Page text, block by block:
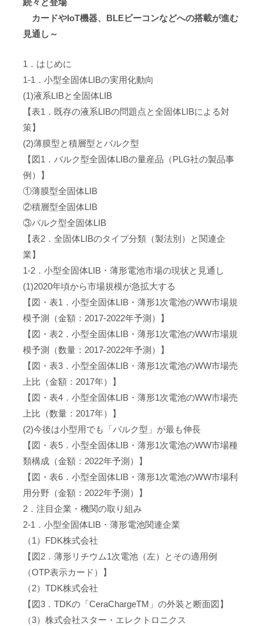
続々と登場
カードやIoT機器、BLEビーコンなどへの搭載が進む
見通し～
1．はじめに
1-1．小型全固体LIBの実用化動向
(1)液系LIBと全固体LIB
【表1．既存の液系LIBの問題点と全固体LIBによる対
策】
(2)薄膜型と積層型とバルク型
【図1．バルク型全固体LIBの量産品（PLG社の製品事
例）】
①薄膜型全固体LIB
②積層型全固体LIB
③バルク型全固体LIB
【表2．全固体LIBのタイプ分類（製法別）と関連企
業】
1-2．小型全固体LIB・薄形電池市場の現状と見通し
(1)2020年頃から市場規模が急拡大する
【図・表1．小型全固体LIB・薄形1次電池のWW市場規
模予測（金額：2017-2022年予測）】
【図・表2．小型全固体LIB・薄形1次電池のWW市場規
模予測（数量：2017-2022年予測）】
【図・表3．小型全固体LIB・薄形1次電池のWW市場売
上比（金額：2017年）】
【図・表4．小型全固体LIB・薄形1次電池のWW市場売
上比（数量：2017年）】
(2)今後は小型用でも「バルク型」が最も伸長
【図・表5．小型全固体LIB・薄形1次電池のWW市場種
類構成（金額：2022年予測）】
【図・表6．小型全固体LIB・薄形1次電池のWW市場利
用分野（金額：2022年予測）】
2．注目企業・機関の取り組み
2-1．小型全固体LIB・薄形電池関連企業
（1）FDK株式会社
【図2．薄形リチウム1次電池（左）とその適用例
（OTP表示カード）】
（2）TDK株式会社
【図3．TDKの「CeraChargeTM」の外装と断面図】
（3）株式会社スター・エレクトロニクス